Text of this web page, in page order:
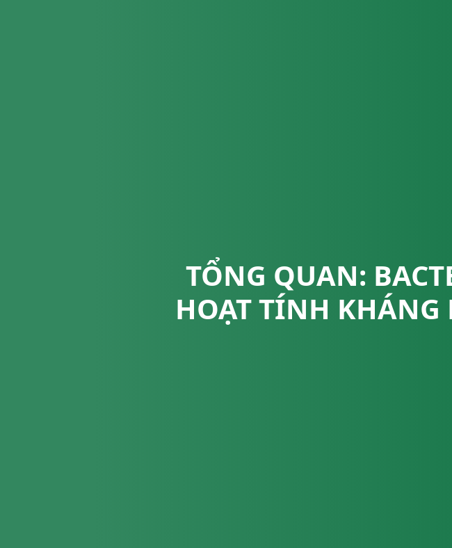
TỔNG QUAN:
HOẠT TÍNH